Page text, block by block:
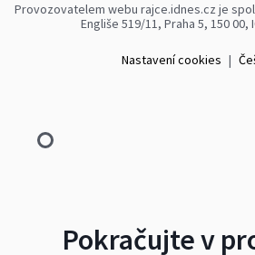
Provozovatelem webu rajce.idnes.cz je
Engliše 519/11, Praha 5, 150 00,
Nastavení cookies |
Pokračujte v